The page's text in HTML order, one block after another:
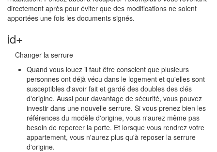
directement après pour éviter que des modifications ne soient
apportées une fois les documents signés.
id+
Changer la serrure
Quand vous louez il faut être conscient que plusieurs
personnes ont déjà vécu dans le logement et qu'elles sont
susceptibles d'avoir fait et gardé des doubles des clés
d'origine. Aussi pour davantage de sécurité, vous pouvez
investir dans une nouvelle serrure. Si vous prenez bien les
références du modèle d'origine, vous n'aurez même pas
besoin de repercer la porte. Et lorsque vous rendrez votre
appartement, vous n'aurez plus qu'à reposer la serrure
d'origine.